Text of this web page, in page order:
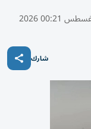
شارك